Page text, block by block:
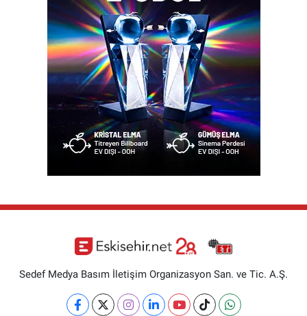
Sedef Medya Basım İletişim Organizasyon San. ve Tic. A.Ş.